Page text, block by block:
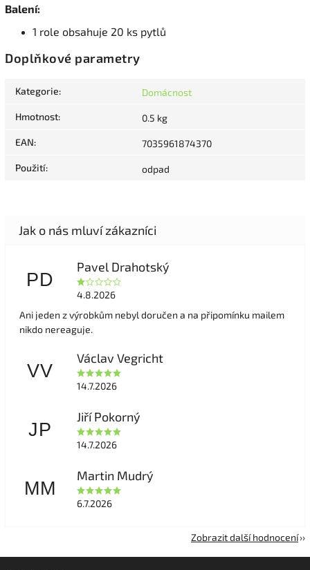
Balení:
1 role obsahuje 20 ks pytlů
Doplňkové parametry
Kategorie: Domácnost
Hmotnost: 0.5 kg
EAN: 7035961874370
Použití: odpad
PD
Pavel Drahotský
4.8.2026
Ani jeden z výrobkům nebyl doručen a na připomínku mailem
nikdo nereaguje.
VV
Václav Vegricht
14.7.2026
JP
Jiří Pokorný
14.7.2026
MM
Martin Mudrý
6.7.2026
Zobrazit další hodnocení